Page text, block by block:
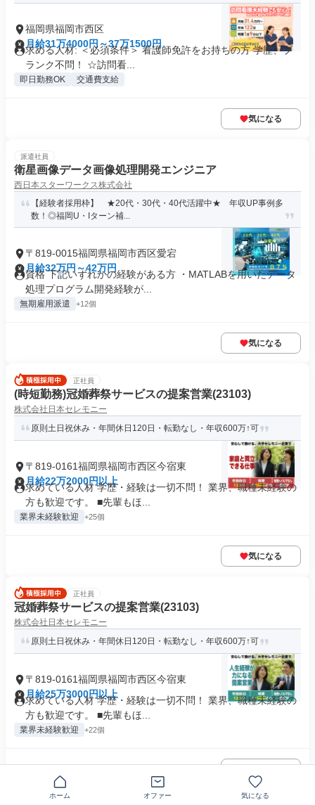
福岡県福岡市西区
月給31万4000円～37万1500円
求める人材: ＜必須条件＞ 看護師免許をお持ちの方 学歴、ブ
ランク不問！ ☆訪問看...
即日勤務OK 交通費支給
気になる
派遣社員
衛星画像データ画像処理開発エンジニア
西日本スターワークス株式会社
【経験者採用枠】 ★20代・30代・40代活躍中★ 年収UP事例多
数！◎福岡U・Iターン補...
〒819-0015福岡県福岡市西区愛宕
月給32万円～42万円
資格 下記いずれかの経験がある方 ・MATLABを用いたデータ
処理プログラム開発経験が...
無期雇用派遣 +12個
気になる
正社員
(時短勤務)冠婚葬祭サービスの提案営業(23103)
株式会社日本セレモニー
原則土日祝休み・年間休日120日・転勤なし・年収600万↑可
〒819-0161福岡県福岡市西区今宿東
月給22万2000円以上
求めている人材 学歴・経験は一切不問！ 業界、職種未経験の
方も歓迎です。 ■先輩もほ...
業界未経験歓迎 +25個
気になる
正社員
冠婚葬祭サービスの提案営業(23103)
株式会社日本セレモニー
原則土日祝休み・年間休日120日・転勤なし・年収600万↑可
〒819-0161福岡県福岡市西区今宿東
月給25万3000円以上
求めている人材 学歴・経験は一切不問！ 業界、職種未経験の
方も歓迎です。 ■先輩もほ...
業界未経験歓迎 +22個
ホーム オファー 気になる